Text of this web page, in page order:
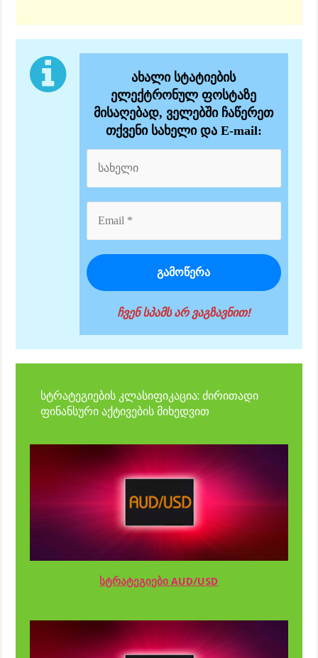
ახალი სტატიების
ელექტრონულ ფოსტაზე
მისაღებად, ველებში ჩაწერეთ
თქვენი სახელი და E-mail:
ჩვენ სპამს არ ვაგზავნით!
სტრატეგიების კლასიფიკაცია: ძირითადი
ფინანსური აქტივების მიხედვით
სტრატეგიები AUD/USD